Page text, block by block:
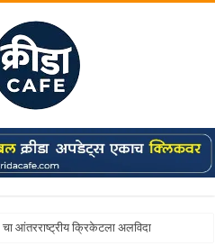
आंतरराष्ट्रीय क्रिकेटला अलविदा